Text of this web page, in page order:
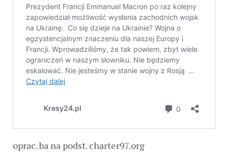
oprac. ba na podst. charter97.org